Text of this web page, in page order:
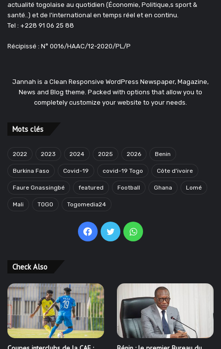
actualité togolaise au quotidien (Économie, Politique,s sport &
santé..) et de l'international en temps réel et en continu.
Tel : +228 91 06 25 88
Récipissé : N° 0016/HAAC/12-2020/PL/P
Jannah is a Clean Responsive WordPress Newspaper, Magazine,
News and Blog theme. Packed with options that allow you to
completely customize your website to your needs.
Mots clés
2022 2023 2024 2025 2026 Benin
Burkina Faso Covid-19 covid-19 Togo Côte d'ivoire
Faure Gnassingbé featured Football Ghana Lomé
Mali TOGO Togomedia24
Facebook
TwitterWhatsApp
Check Also